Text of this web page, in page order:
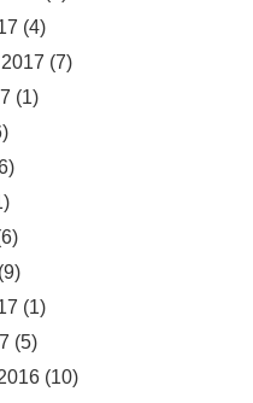
(4)
(7)
(1)
(9)
(1)
(5)
(10)